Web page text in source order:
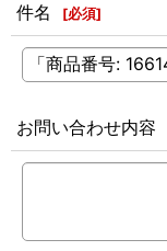
件名 [必須]
お問い合わせ内容